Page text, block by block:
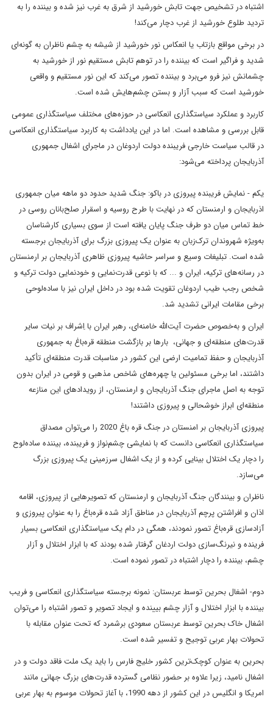
اشتباه در تشخیص جهت تابش خورشید از شرق به غرب نیز شده و بیننده را به
تردید طلوع خورشید از غرب دچار می‌کند!
در برخی مواقع بازتاب یا انعکاس نور خورشید از شیشه به چشم ناظران به گونه‌ای
شدید و فراگیر است که بیننده را در توهم تابش مستقیم نور از خورشید به
چشمانش نیز فرو می‌برد و بیننده تصور می‌کند که این نور مستقیم و واقعی
خورشید است که سبب آزار و بستن چشم‌هایش شده است.
کاربرد و عملکرد سیاستگذاری انعکاسی در حوزه‌های مختلف سیاستگذاری عمومی
قابل بررسی و مشاهده است. اما در این یادداشت به کاربرد سیاستگذاری انعکاسی
در قالب سیاست خارجی فریبنده دولت اردوغان در ماجرای اشغال جمهوری
آذربایجان پرداخته می‌شود:
یکم - نمایش فریبنده پیروزی در باکو: جنگ شدید حدود دو ماهه میان جمهوری
اذربایجان و ارمنستان که در نهایت با طرح روسیه و اسقرار صلح‌بانان روسی در
خط تماس میان دو طرف جنگ پایان یافته است از سوی بسیاری کارشناسان
به‌ویژه شهروندان ترک‌زبان به عنوان یک پیروزی بزرگ برای آذربایجان برجسته
شده است. تبلیغات وسیع و سراسر حاشیه پیروزی ظاهری آذربایجان بر ارمنستان
در رسانه‌های ترکیه، ایران و ... که با نوعی قدرت‌نمایی و خودنمایی دولت ترکیه و
شخص رجب طیب اردوغان تقویت شده بود در داخل ایران نیز با ساده‌لوحی
برخی مقامات ایرانی تشدید شد.
ایران و به‌خصوص حضرت آیت‌الله خامنه‌ای، رهبر ایران با اِشراف بر نیات سایر
قدرت‌های منطقه‌ای و جهانی، بارها بر بازگشت منطقه قره‌باغ به جمهوری
آذربایجان و حفظ تمامیت ارضی این کشور در مناسبات قدرت منطقه‌ای تأکید
داشتند، اما برخی مسئولین یا چهره‌های شاخص مذهبی و قومی در ایران بدون
توجه به اصل ماجرای جنگ آذربایجان و ارمنستان، از رویدادهای این منازعه
منطقه‌ای ابراز خوشحالی و پیروزی داشتند!
پیروزی آذربایجان بر امنستان در جنگ قره باغ 2020 را می‌توان مصداق
سیاستگذاری انعکاسی دانست که با نمایشی چشم‌نواز و فریبنده، بیننده ساده‌لوح
را دچار یک اختلال بینایی کرده و از یک اشغال سرزمینی یک پیروزی بزرگ
می‌سازد.
ناظران و بینندگان جنگ آذربایجان و ارمنستان که تصویرهایی از پیروزی، اقامه
اذان و افراشتن پرچم آذربایجان در مناطق آزاد شده قره‌باغ را به عنوان پیروزی و
آزادسازی قره‌باغ تصور نمودند، همگی در دام یک سیاستگذاری انعکاسی بسیار
فرینده و نیرنگ‌سازی دولت اردغان گرفتار شده بودند که با ابزار اختلال و آزار
چشم، بیننده را دچار اشتباه در تصور نموده است.
دوم- اشغال بحرین توسط عربستان: نمونه برجسته سیاستگذاری انعکاسی و فریب
بیننده با ابزار اختلال و آزار چشم بیینده و ایجاد تصویر و تصور اشتباه را می‌توان
اشغال خاک بحرین توسط عربستان سعودی برشمرد که تحت عنوان مقابله با
تحولات بهار عربی توجیح و تفسیر شده است.
بحرین به عنوان کوچک‌ترین کشور خلیج فارس را باید یک ملت فاقد دولت و در
اشغال نامید، زیرا علاوه بر حضور نظامی گسترده قدرت‌های بزرگ جهانی مانند
امریکا و انگلیس در این کشور از دهه 1990، با آغاز تحولات موسوم به بهار عربی